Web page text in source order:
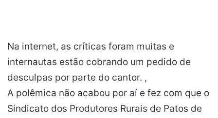
Na internet, as críticas foram muitas e
internautas estão cobrando um pedido de
desculpas por parte do cantor. ,
A polêmica não acabou por aí e fez com que o
Sindicato dos Produtores Rurais de Patos de